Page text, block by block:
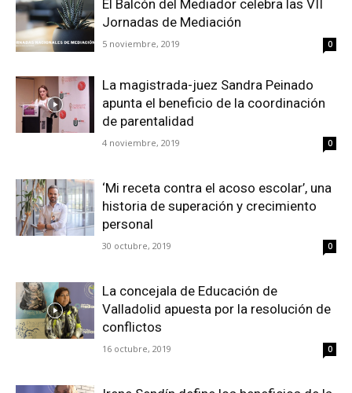
El Balcón del Mediador celebra las VII
Jornadas de Mediación
5 noviembre, 2019 0
La magistrada-juez Sandra Peinado
apunta el beneficio de la coordinación
de parentalidad
4 noviembre, 2019 0
‘Mi receta contra el acoso escolar’, una
historia de superación y crecimiento
personal
30 octubre, 2019 0
La concejala de Educación de
Valladolid apuesta por la resolución de
conflictos
16 octubre, 2019 0